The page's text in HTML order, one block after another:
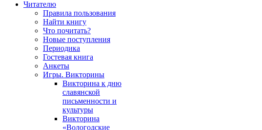
Читателю
Правила пользования
Найти книгу
Что почитать?
Новые поступления
Периодика
Гостевая книга
Анкеты
Игры. Викторины
Викторина к дню
славянской
письменности и
культуры
Викторина
«Вологодские